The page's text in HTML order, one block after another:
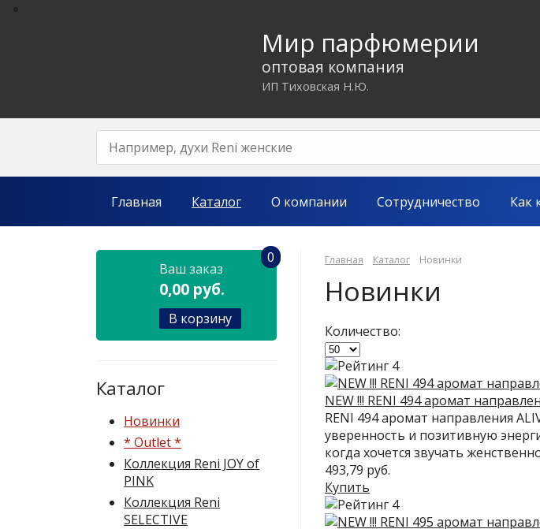
Мир парфюмерии
оптовая компания
ИП Тиховская Н.Ю.
Главная Каталог О компании Сотрудничество Как
Ваш заказ
0,00 руб.
0
В корзину
Каталог
Новинки
* Outlet *
Коллекция Reni JOY of
PINK
Коллекция Reni
SELECTIVE
Главная Каталог Новинки
Новинки
Количество:
NEW !!! RENI 494 аромат
RENI 494 аромат направления
уверенность и позитивную
когда хочется звучать
493,79 руб.
Купить